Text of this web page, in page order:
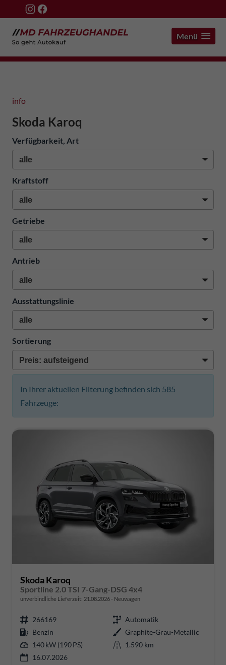
Menü
info
Skoda Karoq
Verfügbarkeit, Art
Kraftstoff
Getriebe
Antrieb
Ausstattungslinie
Sortierung
In Ihrer aktuellen Filterung befinden sich 585
Fahrzeuge:
Skoda Karoq
Sportline 2.0 TSI 7-Gang-DSG 4x4
unverbindliche Lieferzeit: 21.08.2026 Neuwagen
266169
Automatik
Benzin
Graphite-Grau-Metallic
140 kW (190 PS)
1.590 km
16.07.2026